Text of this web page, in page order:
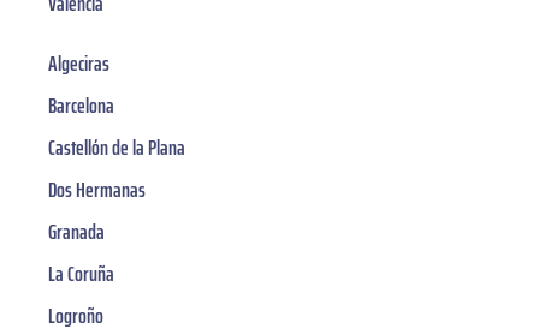
Algeciras
Barcelona
Castellón de la Plana
Dos Hermanas
Granada
La Coruña
Logroño